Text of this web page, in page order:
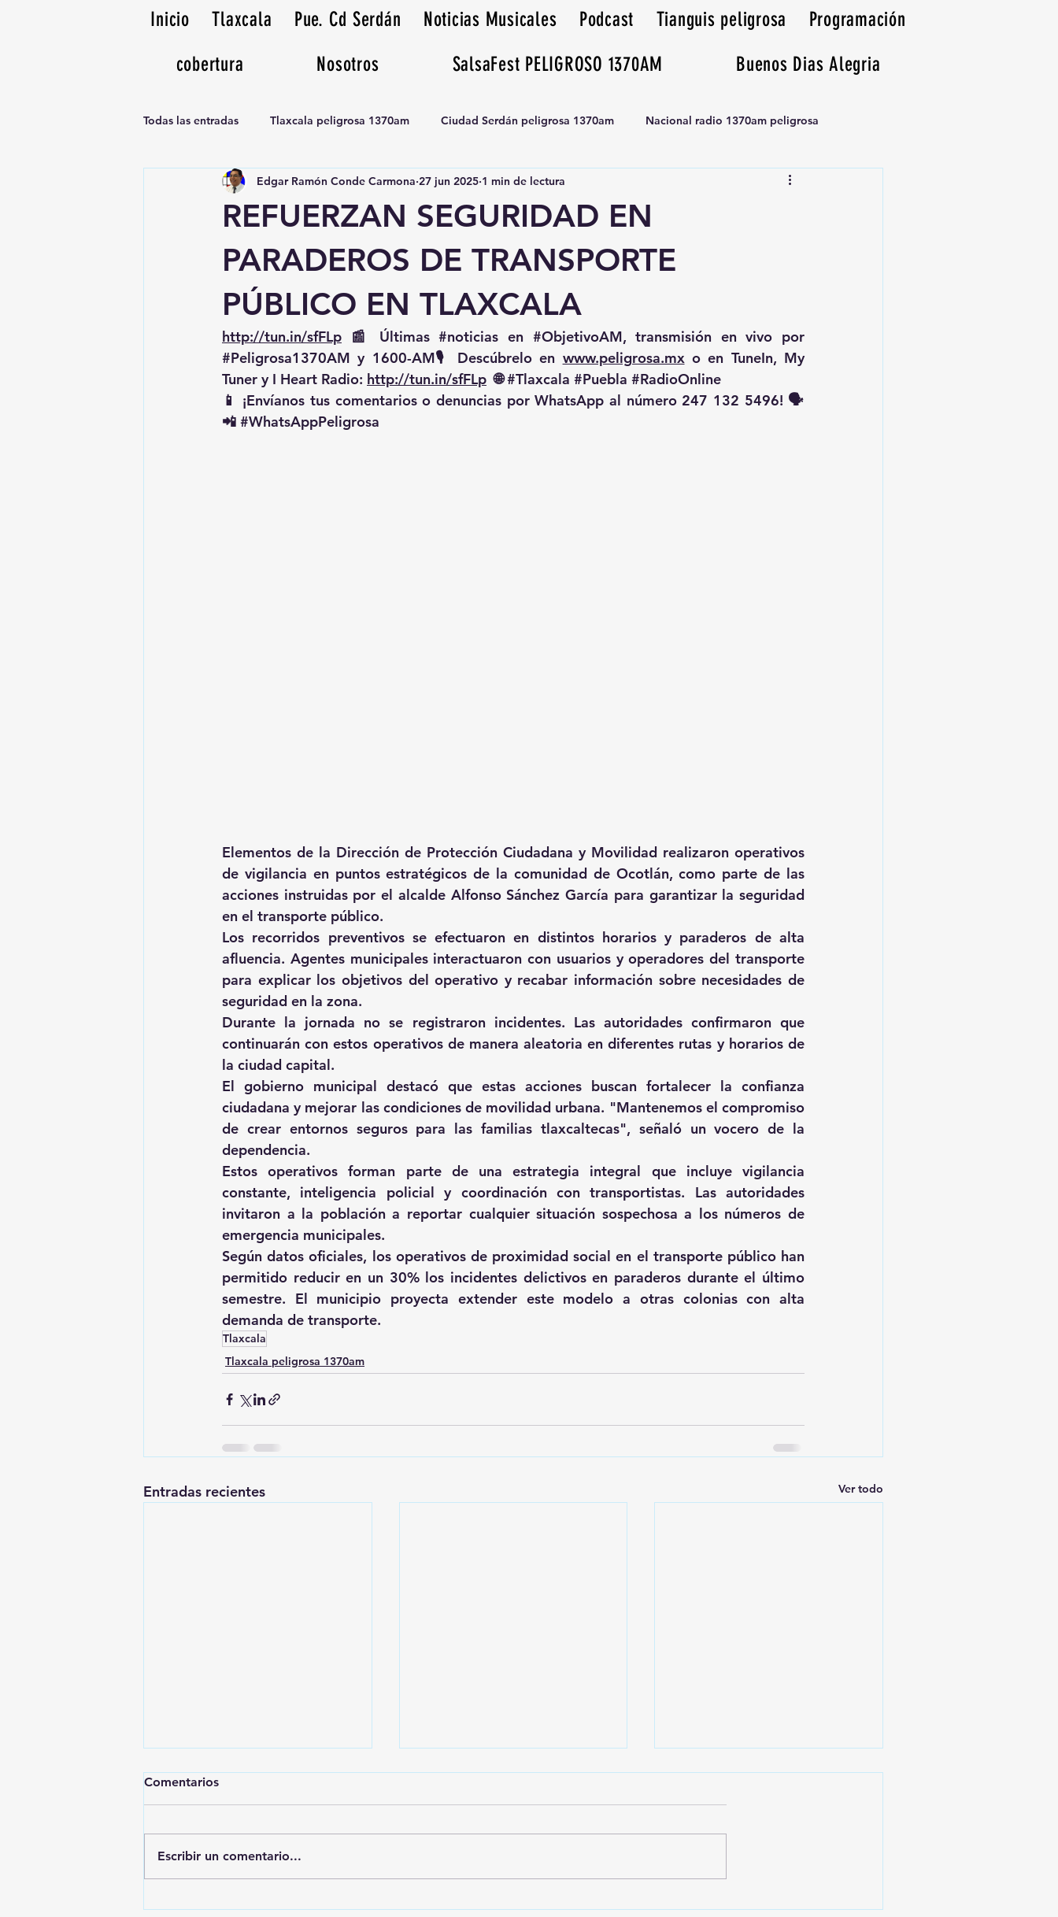
Inicio Tlaxcala Pue. Cd Serdán Noticias Musicales Podcast Tianguis peligrosa
Programación
cobertura
Nosotros SalsaFest PELIGROSO 1370AM Buenos Dias Alegria
Todas las entradas Tlaxcala peligrosa 1370am Ciudad Serdán peligrosa 1370am Nacional radio 1370am peligrosa
Noticias Musicales radio 1370am Tianguis peligrosa 1370am huamantla
REFUERZAN SEGURIDAD EN
PARADEROS DE TRANSPORTE
PÚBLICO EN TLAXCALA
Edgar Ramón Conde Carmona 27 jun 2025 1 min de lectura
http://tun.in/sfFLp 📰 Últimas #noticias en #ObjetivoAM
#Peligrosa1370AM y 1600-AM🎙️ Descúbrelo en www.peligrosa.mx o en TuneIn, My
Tuner y I Heart Radio: http://tun.in/sfFLp 🌐 #Tlaxcala #Puebla #RadioOnline
📱 ¡Envíanos tus comentarios o denuncias por WhatsApp al número 247 132 5496! 🗣️
📲 #WhatsAppPeligrosa
Elementos de la Dirección de Protección Ciudadana y Movilidad realizaron operativos
de vigilancia en puntos estratégicos de la comunidad de Ocotlán, como parte de las
acciones instruidas por el alcalde Alfonso Sánchez García para garantizar la seguridad
en el transporte público.
Los recorridos preventivos se efectuaron en distintos horarios y paraderos de alta
afluencia. Agentes municipales interactuaron con usuarios y operadores del transporte
para explicar los objetivos del operativo y recabar información sobre necesidades de
seguridad en la zona.
Durante la jornada no se registraron incidentes. Las autoridades confirmaron que
continuarán con estos operativos de manera aleatoria en diferentes rutas y horarios de
la ciudad capital.
El gobierno municipal destacó que estas acciones buscan fortalecer la confianza
ciudadana y mejorar las condiciones de movilidad urbana. "Mantenemos el compromiso
de crear entornos seguros para las familias tlaxcaltecas", señaló un vocero de la
dependencia.
Estos operativos forman parte de una estrategia integral que incluye vigilancia
constante, inteligencia policial y coordinación con transportistas. Las autoridades
invitaron a la población a reportar cualquier situación sospechosa a los números de
emergencia municipales.
Según datos oficiales, los operativos de proximidad social en el transporte público han
permitido reducir en un 30% los incidentes delictivos en paraderos durante el último
semestre. El municipio proyecta extender este modelo a otras colonias con alta
demanda de transporte.
Tlaxcala
Tlaxcala peligrosa 1370am
Entradas recientes Ver todo
🚨🚔 CAPTURAN EN PUEBLA
🚨🏛️ SECRETARIO DE
🚔💊 SSC ASEGURA MÁS DE
Comentarios
Escribir un comentario...